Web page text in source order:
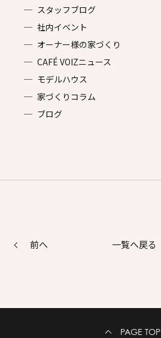
スタッフブログ
社内イベント
オーナー様の家づくり
CAFÉ VOIZニュース
モデルハウス
家づくりコラム
ブログ
前へ 一覧へ戻る
PAGE TOP